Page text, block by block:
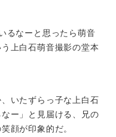
るなーと思ったら萌音
上白石萌音撮影の堂本
いたずらっ子な上白石
ー」と見届ける、兄の
顔が印象的だ。